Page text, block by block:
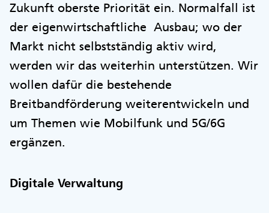
Zukunft oberste Priorität ein. Normalfall ist
der eigenwirtschaftliche Ausbau; wo der
Markt nicht selbstständig aktiv wird,
werden wir das weiterhin unterstützen. Wir
wollen dafür die bestehende
Breitbandförderung weiterentwickeln und
um Themen wie Mobilfunk und 5G/6G
ergänzen.
Digitale Verwaltung